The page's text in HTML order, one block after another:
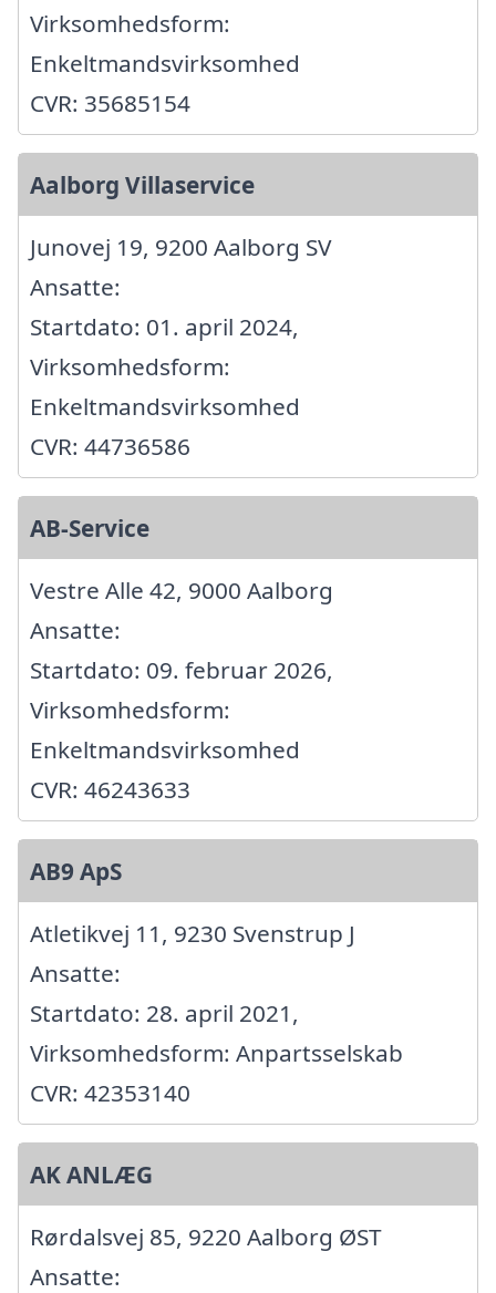
Virksomhedsform:
Enkeltmandsvirksomhed
CVR: 35685154
Aalborg Villaservice
Junovej 19, 9200 Aalborg SV
Ansatte:
Startdato: 01. april 2024,
Virksomhedsform:
Enkeltmandsvirksomhed
CVR: 44736586
AB-Service
Vestre Alle 42, 9000 Aalborg
Ansatte:
Startdato: 09. februar 2026,
Virksomhedsform:
Enkeltmandsvirksomhed
CVR: 46243633
AB9 ApS
Atletikvej 11, 9230 Svenstrup J
Ansatte:
Startdato: 28. april 2021,
Virksomhedsform: Anpartsselskab
CVR: 42353140
AK ANLÆG
Rørdalsvej 85, 9220 Aalborg ØST
Ansatte: